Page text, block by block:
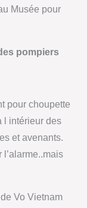
Musée pour
pompiers
pour choupette
l intérieur des
et avenants.
Vo Vietnam